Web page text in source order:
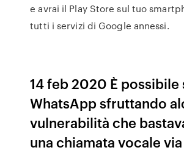
e avrai il Play Store sul tuo
tutti i servizi di Google annessi.
14 feb 2020 È possibile
WhatsApp sfruttando
vulnerabilità che
una chiamata vocale via